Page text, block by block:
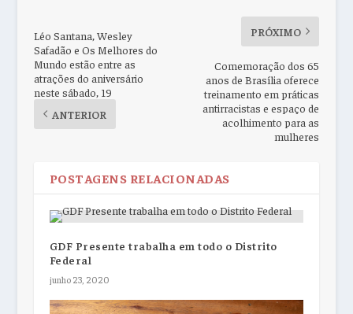
Léo Santana, Wesley
Safadão e Os Melhores do
Mundo estão entre as
atrações do aniversário
neste sábado, 19
ANTERIOR
PRÓXIMO
Comemoração dos 65
anos de Brasília oferece
treinamento em práticas
antirracistas e espaço de
acolhimento para as
mulheres
POSTAGENS RELACIONADAS
GDF Presente trabalha em todo o Distrito
Federal
junho 23, 2020